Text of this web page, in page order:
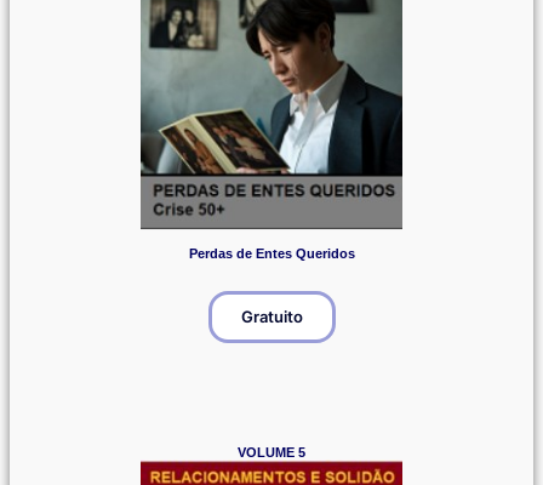
Perdas de Entes Queridos
Gratuito
VOLUME 5